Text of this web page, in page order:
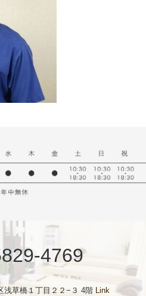
4769
浅草橋１丁目２２−３ 4階 Link